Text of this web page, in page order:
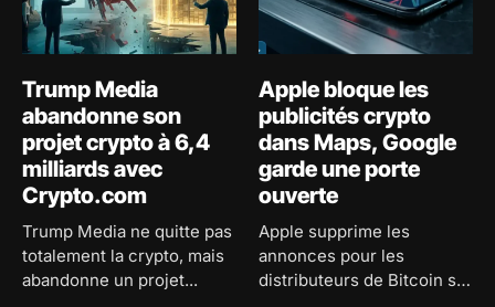
Trump Media
abandonne son
projet crypto à 6,4
milliards avec
Crypto.com
Trump Media ne quitte pas
totalement la crypto, mais
abandonne un projet...
Apple bloque les
publicités crypto
dans Maps, Google
garde une porte
ouverte
Apple supprime les
annonces pour les
distributeurs de Bitcoin sur